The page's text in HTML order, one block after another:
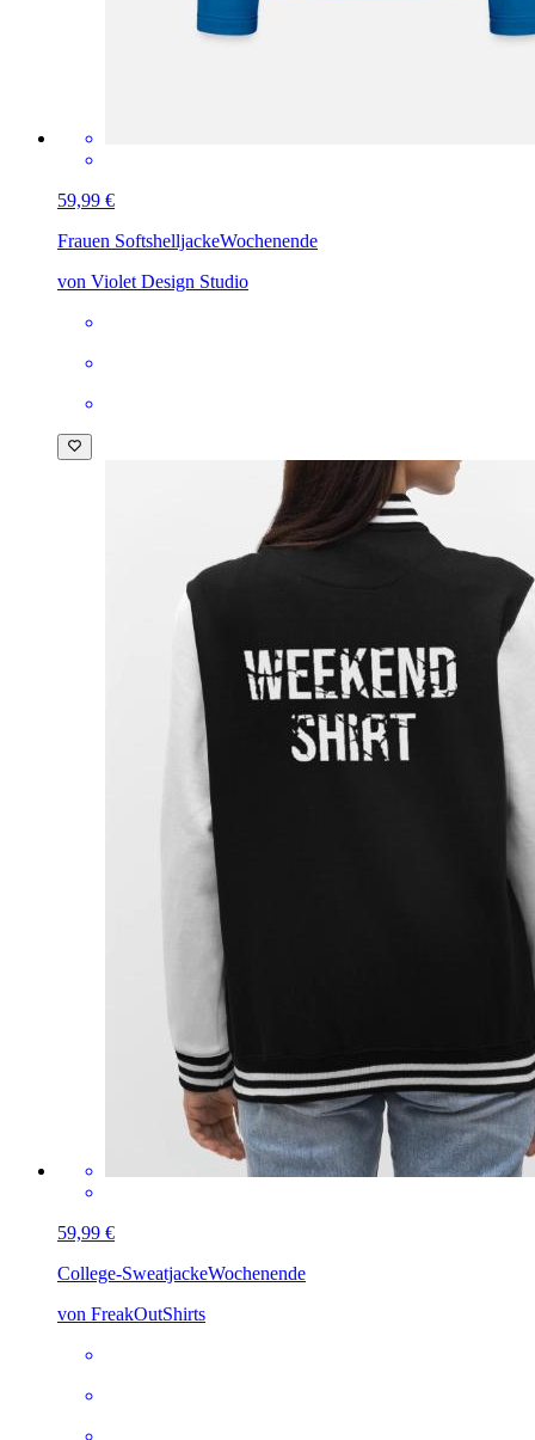
59,99 €
Frauen SoftshelljackeWochenende
von Violet Design Studio
59,99 €
College-SweatjackeWochenende
von FreakOutShirts